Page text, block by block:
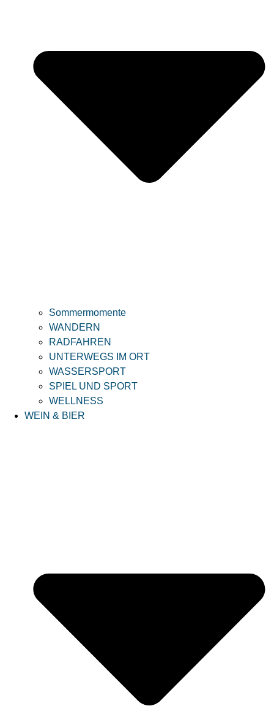
Sommermomente
WANDERN
RADFAHREN
UNTERWEGS IM ORT
WASSERSPORT
SPIEL UND SPORT
WELLNESS
WEIN & BIER